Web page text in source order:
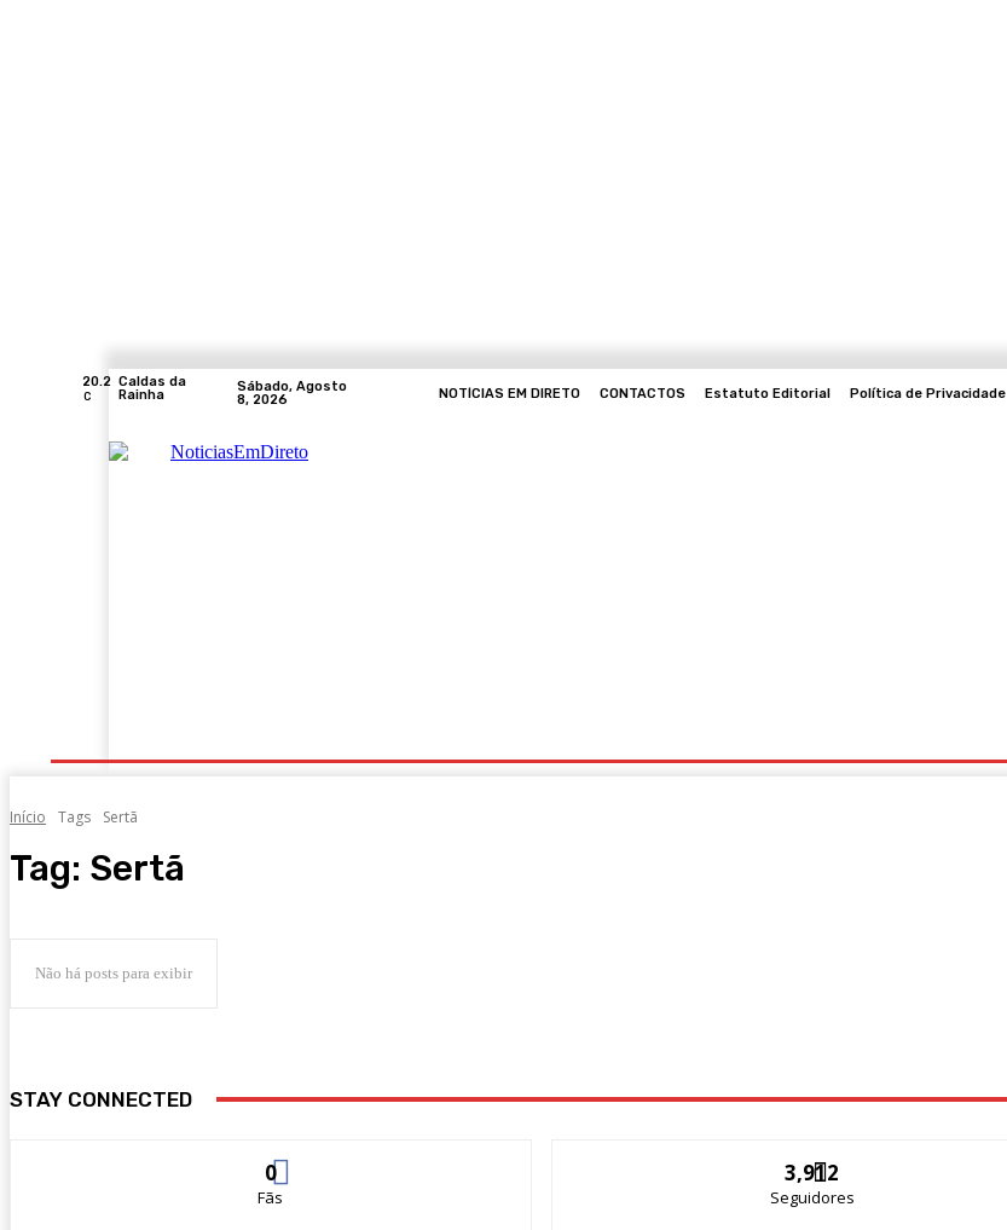
20.2
C
Caldas da
Rainha
Sábado, Agosto
8, 2026
NOTÍCIAS EM DIRETO CONTACTOS Estatuto Editorial Política de Privacidade
Início Tags Sertã
Tag: Sertã
Não há posts para exibir
STAY CONNECTED
0
Fãs
3,912
Seguidores